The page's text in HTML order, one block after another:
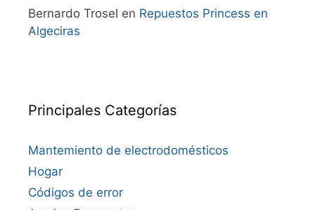
Bernardo Trosel en Repuestos Princess en
Algeciras
Principales Categorías
Mantemiento de electrodomésticos
Hogar
Códigos de error